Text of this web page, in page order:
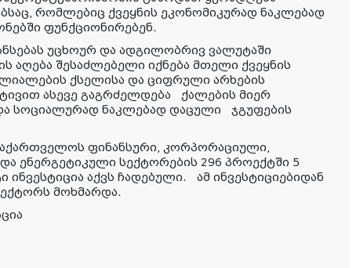
რომლებიც ქვეყნის ეკონომიკურად ნაკლებად
ფუნქციონირებენ.
უცხოურ და ადგილობრივ ვალუტაში
აღება შესაძლებელი იქნება მთელი ქვეყნის
ქსელისა და ციფრული არხების
ასევე გაგრძელდება ქალების მიერ
სოციალურად ნაკლებად დაცული ჯგუფების
ფინანსური, კორპორაციული,
ენერგეტიკული სექტორების 296 პროექტში 5
აქვს ჩადებული. ამ ინვესტიციებიდან
მოხმარდა.